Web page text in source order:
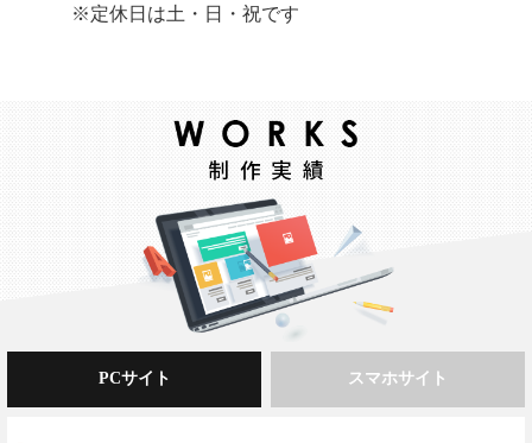
※定休日は土・日・祝です
PCサイト スマホサイト